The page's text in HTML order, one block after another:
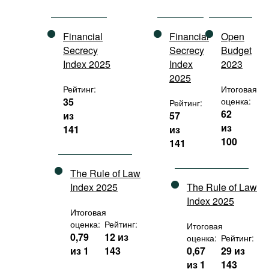
Financial
Secrecy
Index 2025
Рейтинг:
35
из
141
The Rule of Law
Index 2025
Итоговая
оценка:
0,79
из 1
Рейтинг:
12 из
143
Financial
Secrecy
Index
2025
Рейтинг:
57
из
141
Open
Budget
2023
Итоговая
оценка:
62
из
100
The Rule of Law
Index 2025
Итоговая
оценка:
0,67
из 1
Рейтинг:
29 из
143